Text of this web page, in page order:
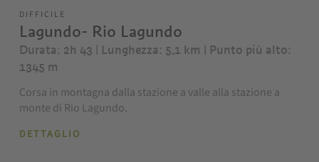
DIFFICILE
Lagundo- Rio Lagundo
Durata: 2h 43 | Lunghezza: 5,1 km | Punto più alto:
1345 m
Corsa in montagna dalla stazione a valle alla stazione a
monte di Rio Lagundo.
DETTAGLIO